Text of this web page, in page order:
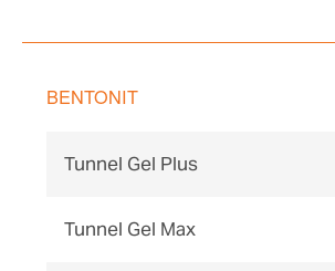
BENTONIT
Tunnel Gel Plus
Tunnel Gel Max